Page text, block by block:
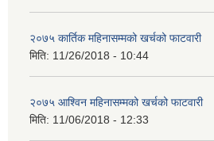
२०७५ कार्तिक महिनासम्मको खर्चको फाटवारी
मिति: 11/26/2018 - 10:44
२०७५ आश्विन महिनासम्मको खर्चको फाटवारी
मिति: 11/06/2018 - 12:33